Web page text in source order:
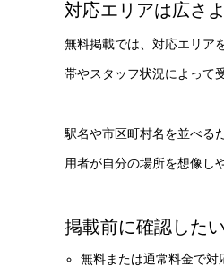
対応エリアは広さ
無料掲載では、対応エリア
帯やスタッフ状況によって
駅名や市区町村名を並べる
用者が自分の場所を想像し
掲載前に確認した
無料または通常料金で対